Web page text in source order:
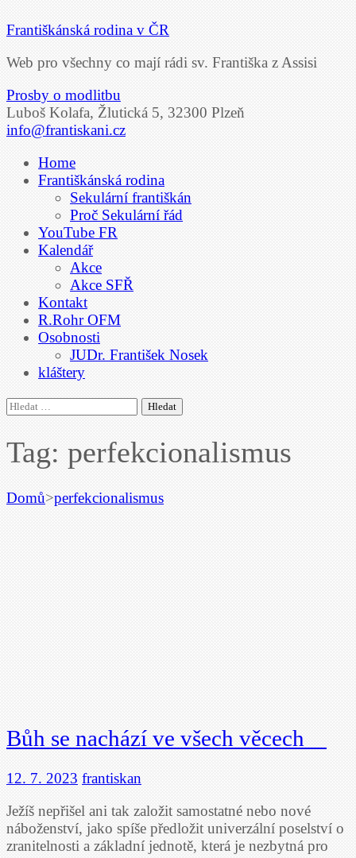
Františkánská rodina v ČR
Web pro všechny co mají rádi sv. Františka z Assisi
Prosby o modlitbu
Luboš Kolafa, Žlutická 5, 32300 Plzeň
info@frantiskani.cz
Home
Františkánská rodina
Sekulární františkán
Proč Sekulární řád
YouTube FR
Kalendář
Akce
Akce SFŘ
Kontakt
R.Rohr OFM
Osobnosti
JUDr. František Nosek
kláštery
Vyhledávání
Tag: perfekcionalismus
Domů>perfekcionalismus
Bůh se nachází ve všech věcech
12. 7. 2023 frantiskan
Ježíš nepřišel ani tak založit samostatné nebo nové
náboženství, jako spíše předložit univerzální poselství o
zranitelnosti a základní jednotě, která je nezbytná pro